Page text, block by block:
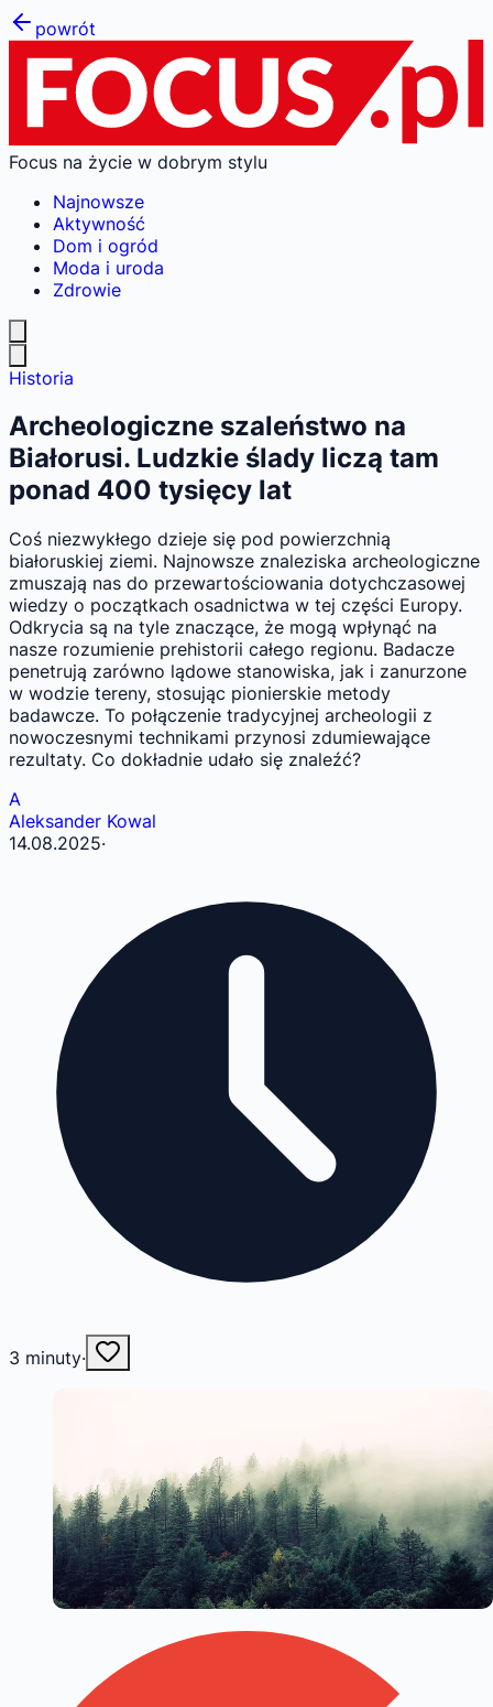
powrót
Focus na życie w dobrym stylu
Najnowsze
Aktywność
Dom i ogród
Moda i uroda
Zdrowie
Historia
Archeologiczne szaleństwo na
Białorusi. Ludzkie ślady liczą tam
ponad 400 tysięcy lat
Coś niezwykłego dzieje się pod powierzchnią
białoruskiej ziemi. Najnowsze znaleziska archeologiczne
zmuszają nas do przewartościowania dotychczasowej
wiedzy o początkach osadnictwa w tej części Europy.
Odkrycia są na tyle znaczące, że mogą wpłynąć na
nasze rozumienie prehistorii całego regionu. Badacze
penetrują zarówno lądowe stanowiska, jak i zanurzone
w wodzie tereny, stosując pionierskie metody
badawcze. To połączenie tradycyjnej archeologii z
nowoczesnymi technikami przynosi zdumiewające
rezultaty. Co dokładnie udało się znaleźć?
A
Aleksander Kowal
14.08.2025·
3 minuty·